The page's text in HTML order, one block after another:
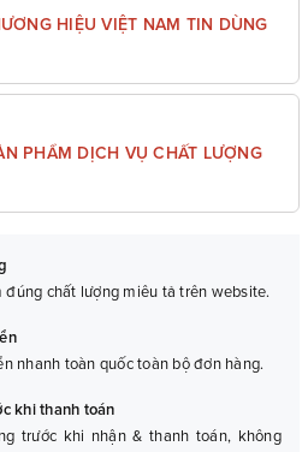
HIỆU VIỆT NAM TIN DÙNG
PHẨM DỊCH VỤ CHẤT LƯỢNG
đúng chất lượng miêu tả trên website.
nhanh toàn quốc toàn bộ đơn hàng.
khi thanh toán
trước khi nhận & thanh toán, không